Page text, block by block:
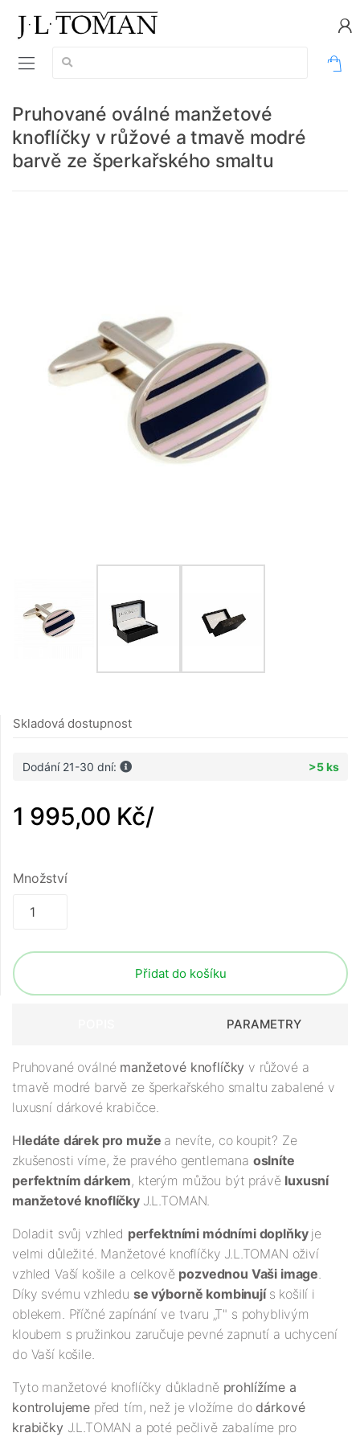
Vyhledávání:
Pruhované oválné manžetové
knoflíčky v růžové a tmavě modré
barvě ze šperkařského smaltu
Skladová dostupnost
Dodání 21-30 dní: >5 ks
1 995,00 Kč/
Množství
Přidat do košíku
PARAMETRY
Pruhované oválné manžetové knoflíčky v růžové a
tmavě modré barvě ze šperkařského smaltu zabalené v
luxusní dárkové krabičce.
Hledáte dárek pro muže a nevíte, co koupit? Ze
zkušenosti víme, že pravého gentlemana oslníte
perfektním dárkem, kterým můžou být právě luxusní
manžetové knoflíčky J.L.TOMAN.
Doladit svůj vzhled perfektními módními doplňky je
velmi důležité. Manžetové knoflíčky J.L.TOMAN oživí
vzhled Vaší košile a celkově pozvednou Vaši image.
Díky svému vzhledu se výborně kombinují s košilí i
oblekem. Příčné zapínání ve tvaru „T" s pohyblivým
kloubem s pružinkou zaručuje pevné zapnutí a uchycení
do Vaší košile.
Tyto manžetové knoflíčky důkladně prohlížíme a
kontrolujeme před tím, než je vložíme do dárkové
krabičkyJ.L.TOMAN a poté pečlivě zabalíme pro